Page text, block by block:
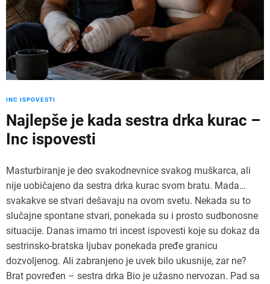
INC ISPOVESTI
Najlepše je kada sestra drka kurac –
Inc ispovesti
Masturbiranje je deo svakodnevnice svakog muškarca, ali
nije uobičajeno da sestra drka kurac svom bratu. Mada…
svakakve se stvari dešavaju na ovom svetu. Nekada su to
slučajne spontane stvari, ponekada su i prosto sudbonosne
situacije. Danas imamo tri incest ispovesti koje su dokaz da
sestrinsko-bratska ljubav ponekada pređe granicu
dozvoljenog. Ali zabranjeno je uvek bilo ukusnije, zar ne?
Brat povređen – sestra drka Bio je užasno nervozan. Pad sa